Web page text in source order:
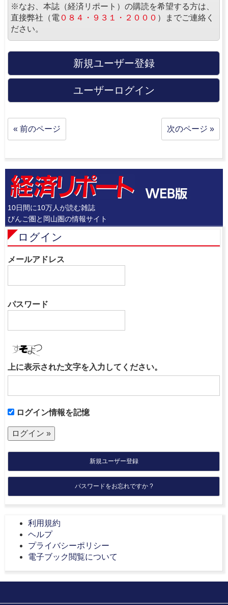
※なお、本誌（経済リポート）の購読を希望する方は、
直接弊社（電 ０８４・９３１・２０００ ）までご連絡く
ださい。
新規ユーザー登録
ユーザーログイン
« 前のページ 次のページ »
10日間に10万人が読む雑誌
びんご圏と岡山圏の情報サイト
ログイン
メールアドレス
パスワード
上に表示された文字を入力してください。
ログイン情報を記憶
新規ユーザー登録
パスワードをお忘れですか ?
利用規約
ヘルプ
プライバシーポリシー
電子ブック閲覧について